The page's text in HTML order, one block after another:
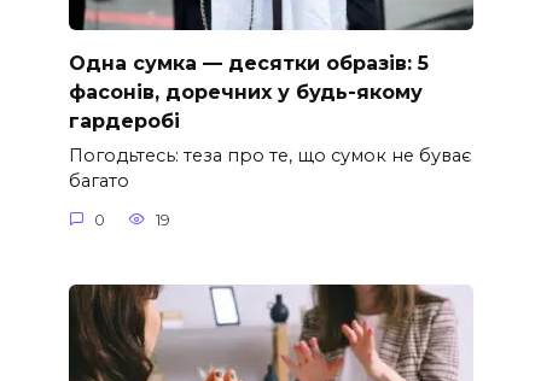
Одна сумка — десятки образів: 5
фасонів, доречних у будь-якому
гардеробі
Погодьтесь: теза про те, що сумок не буває
багато
0 19